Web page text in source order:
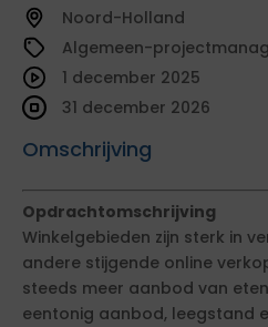
Noord-Holland
Algemeen-
Omschrijving
1 december 2025
31 december 2026
Opdrachtomschrijving
Winkelgebieden zijn sterk in
andere stijgende online
steeds meer aanbod van eten
eentonig aanbod, leegstand